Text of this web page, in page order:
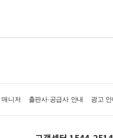
니저 출판사·공급사 안내 광고 안